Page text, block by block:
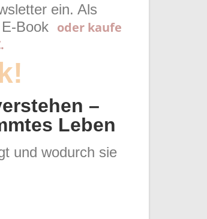
ein. Als
Book oder kaufe
–
Leben
und wodurch sie